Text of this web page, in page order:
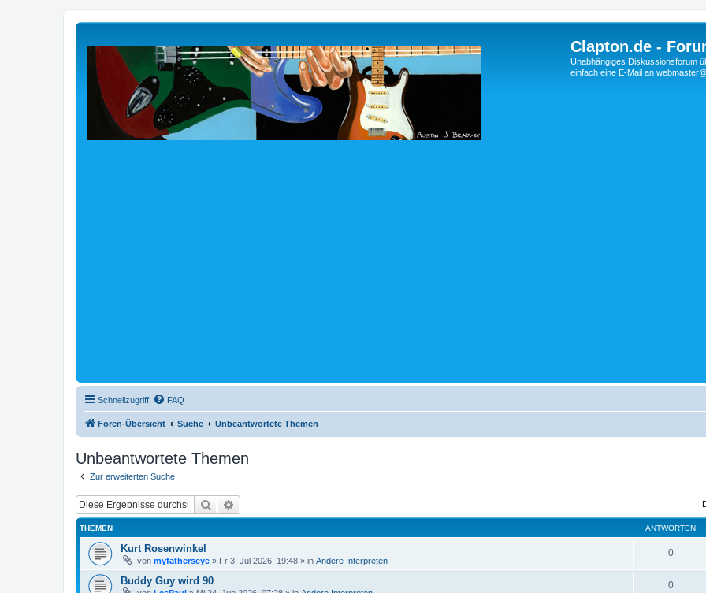
Clapton.de -
Unabhängiges Diskussionsforum
einfach eine E-Mail an
Schnellzugriff FAQ
Foren-Übersicht Suche Unbeantwortete Themen
Unbeantwortete Themen
Zur erweiterten Suche
Suche
THEMEN ANTWORTEN
Kurt Rosenwinkel
von myfatherseye » Fr 3. Jul 2026, 19:48 » in Andere Interpreten
0
Buddy Guy wird 90 0